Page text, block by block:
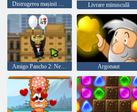
Distrugerea mașinii Regele Livrare minusculă
Amigo Pancho 2: New York Party Argonaut